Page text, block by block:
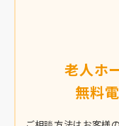
老人ホ
無料